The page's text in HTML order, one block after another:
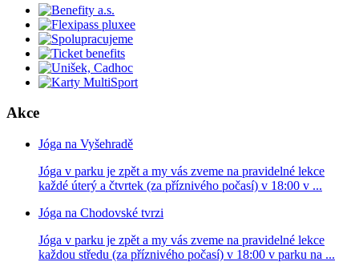
Akce
Jóga na Vyšehradě
Jóga v parku je zpět a my vás zveme na pravidelné lekce
každé úterý a čtvrtek (za příznivého počasí) v 18:00 v ...
Jóga na Chodovské tvrzi
Jóga v parku je zpět a my vás zveme na pravidelné lekce
každou středu (za příznivého počasí) v 18:00 v parku na ...